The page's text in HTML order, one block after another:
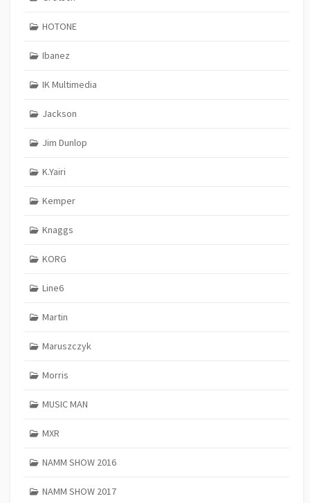
HOTONE
Ibanez
IK Multimedia
Jackson
Jim Dunlop
K.Yairi
Kemper
Knaggs
KORG
Line6
Martin
Maruszczyk
Morris
MUSIC MAN
MXR
NAMM SHOW 2016
NAMM SHOW 2017